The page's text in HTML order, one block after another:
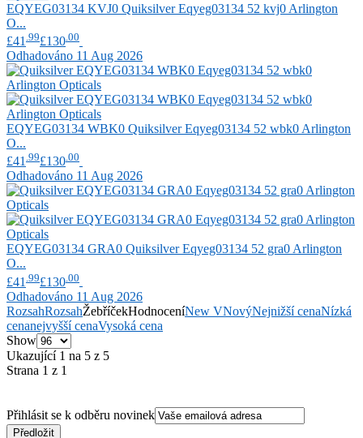
EQYEG03134 KVJ0 QuiksilverEqyeg03134 52 kvj0 Arlington
O...
£41 .99£130 .00
Odhadováno 11 Aug 2026
EQYEG03134 WBK0 QuiksilverEqyeg03134 52 wbk0 Arlington
O...
£41 .99£130 .00
Odhadováno 11 Aug 2026
EQYEG03134 GRA0 QuiksilverEqyeg03134 52 gra0 Arlington
O...
£41 .99£130 .00
Odhadováno 11 Aug 2026
RozsahRozsahŽebříčekHodnoceníNew VNovýNejnižší cenaNízká
cenanejvyšší cenaVysoká cena
Show
Ukazující 1 na 5 z 5
Strana 1 z 1
Přihlásit se k odběru novinek